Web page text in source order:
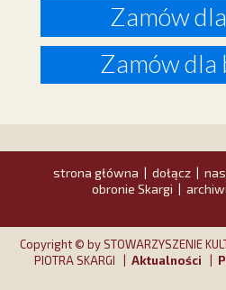
Zamów
Zamów dla
strona główna dołącz
obronie Skargi
Copyright © by STOWARZYSZENIE
PIOTRA SKARGI | Aktualności